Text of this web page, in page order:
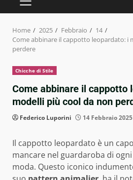
PRIMARY
MENU
Home 2025 Febbraio
14
Come abbinare il cappotto leopardato: i
perdere
Chicche di Stile
Come abbinare il cappotto
modelli più cool da non
Federico Luporini 14 Febbraio 2025
Il cappotto leopardato è un
mancare nel guardaroba di
moda. Questo iconico